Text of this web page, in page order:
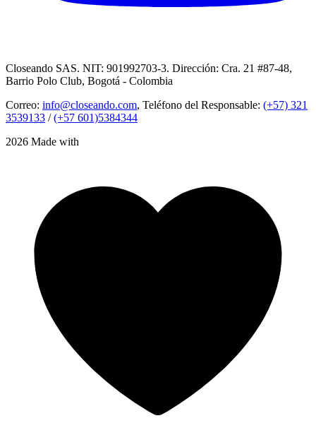
Closeando SAS. NIT: 901992703-3. Dirección: Cra. 21 #87-48,
Barrio Polo Club, Bogotá - Colombia
Correo: info@closeando.com, Teléfono del Responsable: (+57) 321
3539133 /(+57 601)5384344
2026 Made with